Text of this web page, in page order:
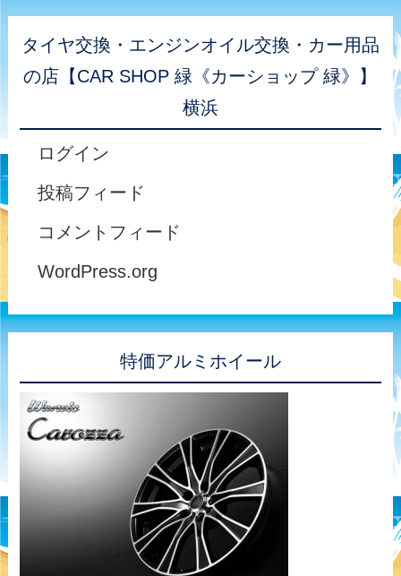
タイヤ交換・エンジンオイル交換・カー用品
の店【CAR SHOP 緑《カーショップ 緑》】
横浜
ログイン
投稿フィード
コメントフィード
WordPress.org
特価アルミホイール